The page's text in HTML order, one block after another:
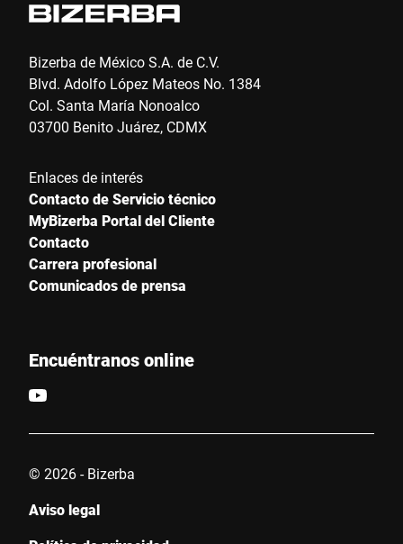
Bizerba de México S.A. de C.V.
Blvd. Adolfo López Mateos No. 1384
Col. Santa María Nonoalco
03700 Benito Juárez, CDMX
Enlaces de interés
Contacto de Servicio técnico
MyBizerba Portal del Cliente
Contacto
Carrera profesional
Comunicados de prensa
Encuéntranos online
© 2026 - Bizerba
Aviso legal